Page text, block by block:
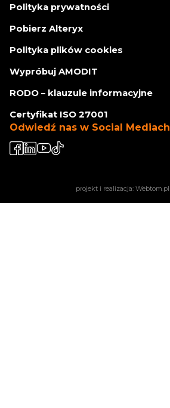
Polityka prywatności
Pobierz Alteryx
Polityka plików cookies
Wypróbuj AMODIT
RODO – klauzule informacyjne
Certyfikat ISO 27001
Odwiedź nas w Social Mediach
projekt i realizacja: Webtom.pl